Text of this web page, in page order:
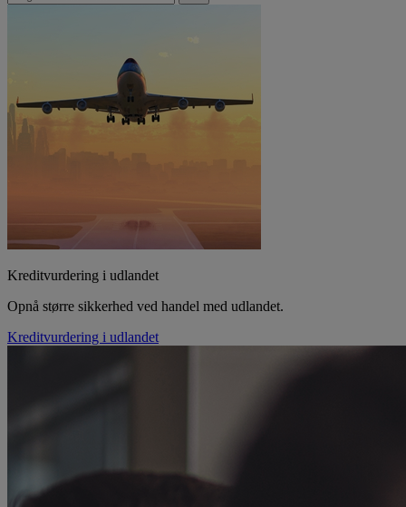
Kreditvurdering i udlandet
Opnå større sikkerhed ved handel med udlandet.
Kreditvurdering i udlandet